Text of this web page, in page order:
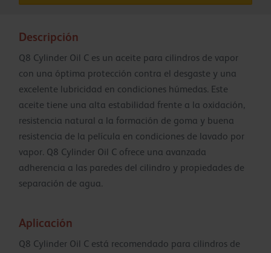
Descripción
Q8 Cylinder Oil C es un aceite para cilindros de vapor
con una óptima protección contra el desgaste y una
excelente lubricidad en condiciones húmedas. Este
aceite tiene una alta estabilidad frente a la oxidación,
resistencia natural a la formación de goma y buena
resistencia de la película en condiciones de lavado por
vapor. Q8 Cylinder Oil C ofrece una avanzada
adherencia a las paredes del cilindro y propiedades de
separación de agua.
Aplicación
Q8 Cylinder Oil C está recomendado para cilindros de